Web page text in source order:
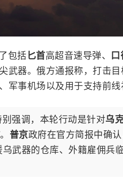
包括匕首高超音速导弹、 口
武器。俄方通报称，打击
军事机场以及用于支持前线
别强调，本轮行动是针对乌
普京政府在官方简报中确
武器的仓库、外籍雇佣兵